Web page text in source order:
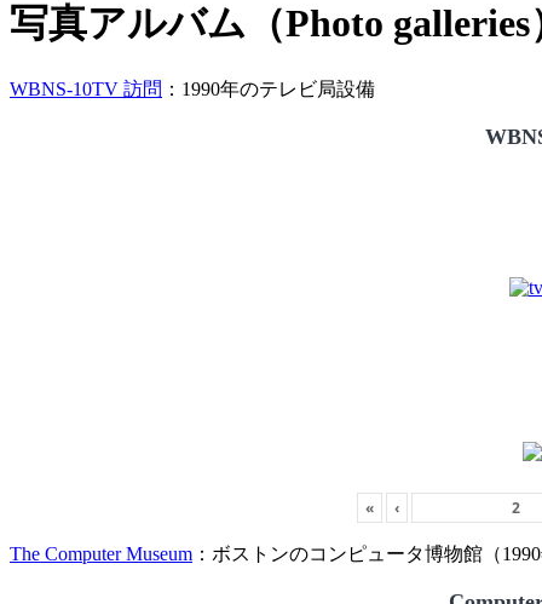
写真アルバム（Photo galleries
WBNS-10TV 訪問 ：1990年のテレビ局設備
« ‹
The Computer Museum ：ボストンのコンピュータ博物館（